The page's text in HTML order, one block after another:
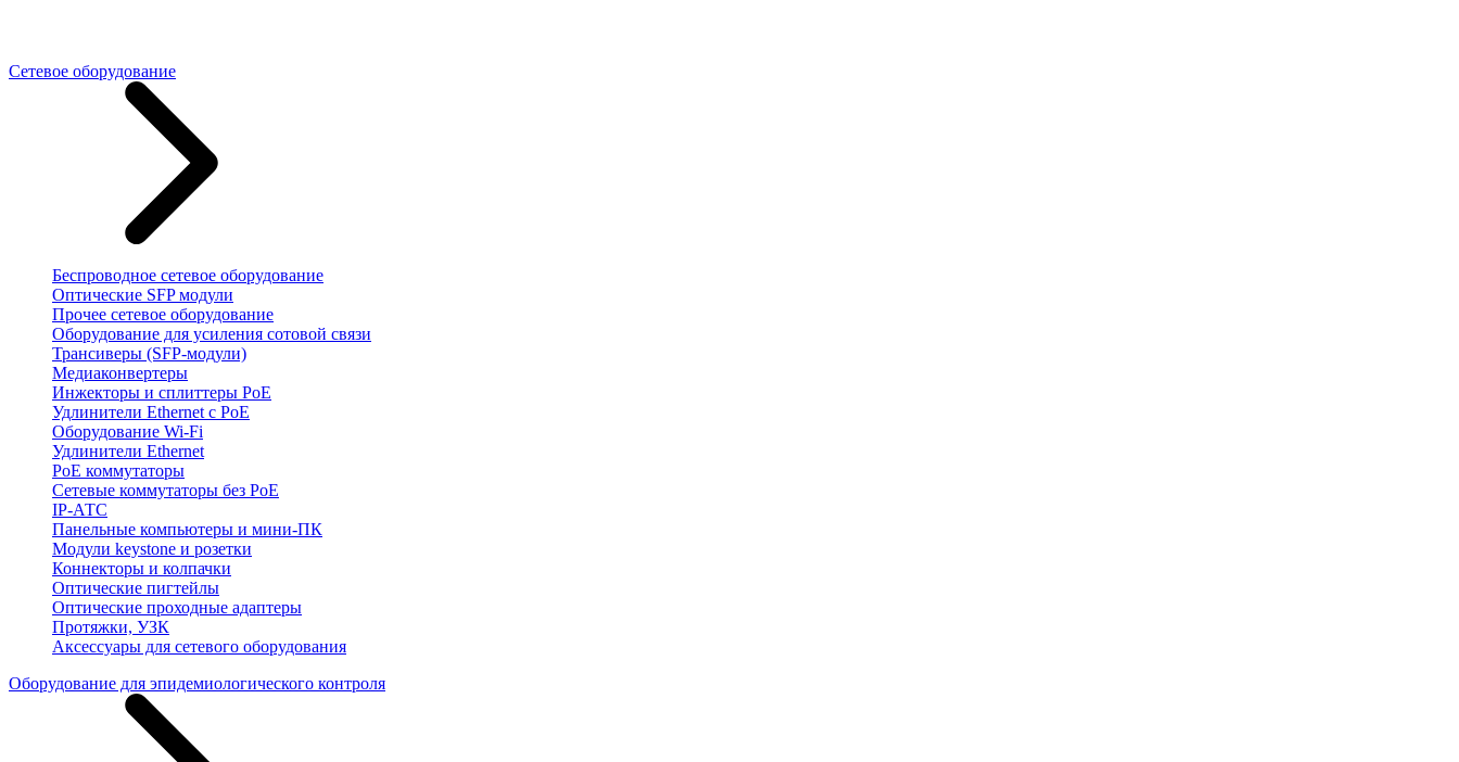
Сетевое оборудование
Беспроводное сетевое оборудование
Оптические SFP модули
Прочее сетевое оборудование
Оборудование для усиления сотовой связи
Трансиверы (SFP-модули)
Медиаконвертеры
Инжекторы и сплиттеры PoE
Удлинители Ethernet с PoE
Оборудование Wi-Fi
Удлинители Ethernet
PoE коммутаторы
Сетевые коммутаторы без PoE
IP-АТС
Панельные компьютеры и мини-ПК
Модули keystone и розетки
Коннекторы и колпачки
Оптические пигтейлы
Оптические проходные адаптеры
Протяжки, УЗК
Аксессуары для сетевого оборудования
Оборудование для эпидемиологического контроля